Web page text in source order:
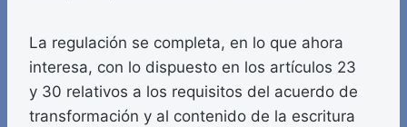
La regulación se completa, en lo que ahora
interesa, con lo dispuesto en los artículos 23
y 30 relativos a los requisitos del acuerdo de
transformación y al contenido de la escritura